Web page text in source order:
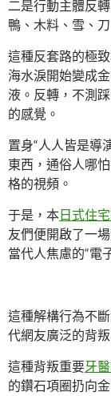
二是行動主體反
鴨、木料、雪、
這種反套路的極
海水淚開始變成
液。反轉，不測
的感覺。
置身“人人皆是導
東西，通俗人哪
格的視頻。
于是，本日式住
友們便開啟了一
當代人焦慮的“電
這種解構行為不
代網友廣泛的背叛
這種背叛重要牙
的鑽石項圈扔向